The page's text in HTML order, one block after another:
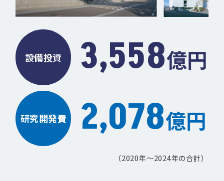
設備投資 3,558億円
研究開発費 2,078億円
（2020年～2024年の合計）